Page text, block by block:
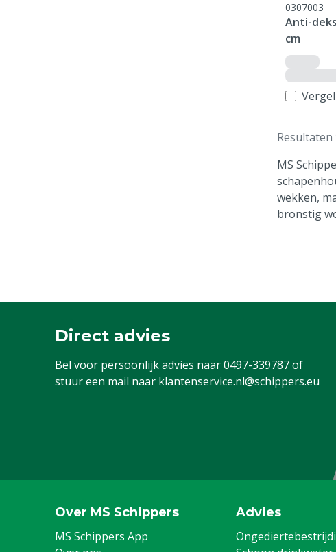
0307003
Anti-
cm
Resultaten
MS
wekken,
bronstig
Direct advies
Bel voor persoonlijk advies naar0497-339787of
stuur een mail naar klantenservice.nl@schippers.eu
Over MS Schippers
MS Schippers App
Advies